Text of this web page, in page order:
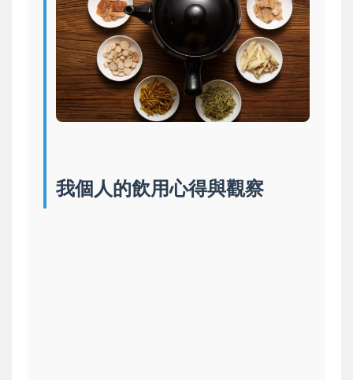
我個人的飲用心得與觀察